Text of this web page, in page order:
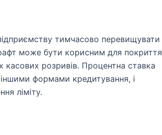
тимчасово перевищувати
може бути корисним для покриття
розривів. Процентна ставка
формами кредитування, і
ліміту.